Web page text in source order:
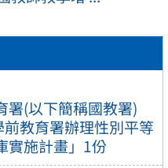
署(以下簡稱國教署)
前教育署辦理性別平等
實施計畫」1份